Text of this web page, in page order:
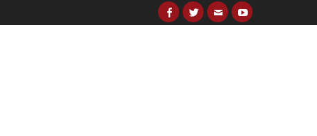
Facebook
TwitterEmailYouTube